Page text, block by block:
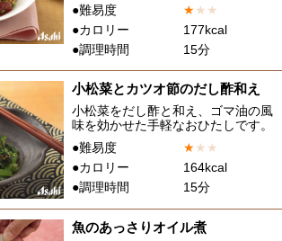
●難易度
★★ ★
●カロリー
177kcal
●調理時間
15分
小松菜とカツオ節のだし酢和え
小松菜をだし酢と和え、ゴマ油の風
味を効かせた手軽なおひたしです。
●難易度
★★ ★
●カロリー
164kcal
●調理時間
15分
魚のあっさりオイル煮